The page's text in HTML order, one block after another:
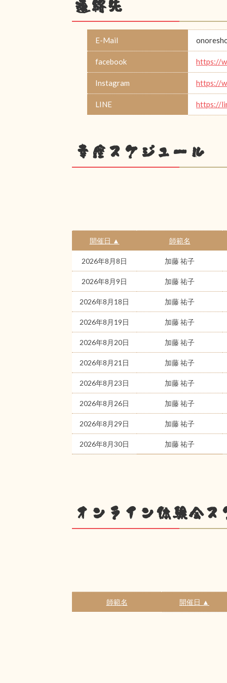
連絡先
E-Mail
facebook https://
Instagram https://
LINE https://
幸座スケジュール
開催日 ▲ 師範名
2026年8月8日 加藤 祐子
2026年8月9日 加藤 祐子
2026年8月18日 加藤 祐子
2026年8月19日 加藤 祐子
2026年8月20日 加藤 祐子
2026年8月21日 加藤 祐子
2026年8月23日 加藤 祐子
2026年8月26日 加藤 祐子
2026年8月29日 加藤 祐子
2026年8月30日 加藤 祐子
オンライン体験会ス
師範名 開催日 ▲